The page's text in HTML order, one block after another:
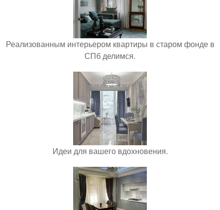
Реализованным интерьером квартиры в старом фонде в
СПб делимся.
Идеи для вашего вдохновения.